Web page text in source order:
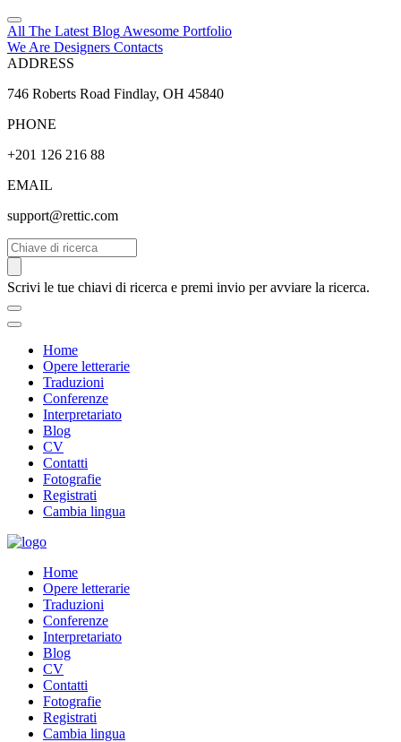
All The Latest Blog Awesome Portfolio
We Are Designers Contacts
ADDRESS
746 Roberts Road Findlay, OH 45840
PHONE
+201 126 216 88
EMAIL
support@rettic.com
Cerca
Scrivi le tue chiavi di ricerca e premi invio per avviare la ricerca.
Home
Opere letterarie
Traduzioni
Conferenze
Interpretariato
Blog
CV
Contatti
Fotografie
Registrati
Cambia lingua
Home
Opere letterarie
Traduzioni
Conferenze
Interpretariato
Blog
CV
Contatti
Fotografie
Registrati
Cambia lingua